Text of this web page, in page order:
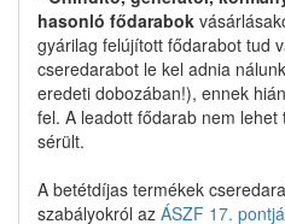
hasonló fődarabok
gyárilag felújított fődarabot tud
cseredarabot le kel adnia
eredeti dobozában!), ennek
fel. A leadott fődarab nem
sérült.
A betétdíjas termékek
szabályokról az ÁSZF 17.